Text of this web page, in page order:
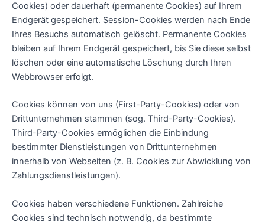
Cookies) oder dauerhaft (permanente Cookies) auf Ihrem
Endgerät gespeichert. Session-Cookies werden nach Ende
Ihres Besuchs automatisch gelöscht. Permanente Cookies
bleiben auf Ihrem Endgerät gespeichert, bis Sie diese selbst
löschen oder eine automatische Löschung durch Ihren
Webbrowser erfolgt.
Cookies können von uns (First-Party-Cookies) oder von
Drittunternehmen stammen (sog. Third-Party-Cookies).
Third-Party-Cookies ermöglichen die Einbindung
bestimmter Dienstleistungen von Drittunternehmen
innerhalb von Webseiten (z. B. Cookies zur Abwicklung von
Zahlungsdienstleistungen).
Cookies haben verschiedene Funktionen. Zahlreiche
Cookies sind technisch notwendig, da bestimmte